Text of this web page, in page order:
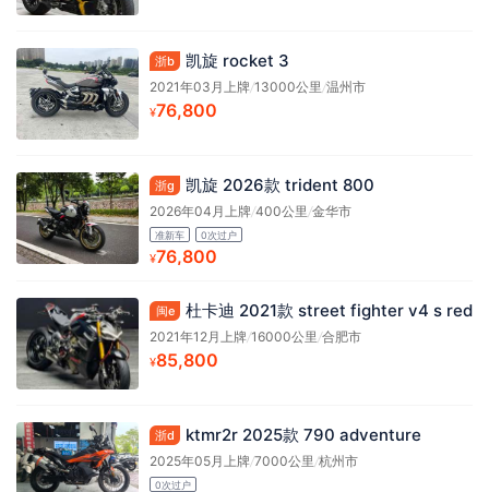
浙b 凯旋 rocket 3
2021年03月上牌/13000公里 /温州市
¥76,800
浙g 凯旋 2026款 trident 800
2026年04月上牌/400公里 /金华市
准新车 0次过户
¥76,800
闽e 杜卡迪 2021款 street fighter v4 s red
2021年12月上牌/16000公里 /合肥市
¥85,800
浙d ktmr2r 2025款 790 adventure
2025年05月上牌/7000公里 /杭州市
0次过户